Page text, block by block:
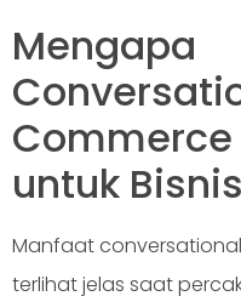
Mengapa
Commerce
untuk
Manfaat
terlihat jelas saat